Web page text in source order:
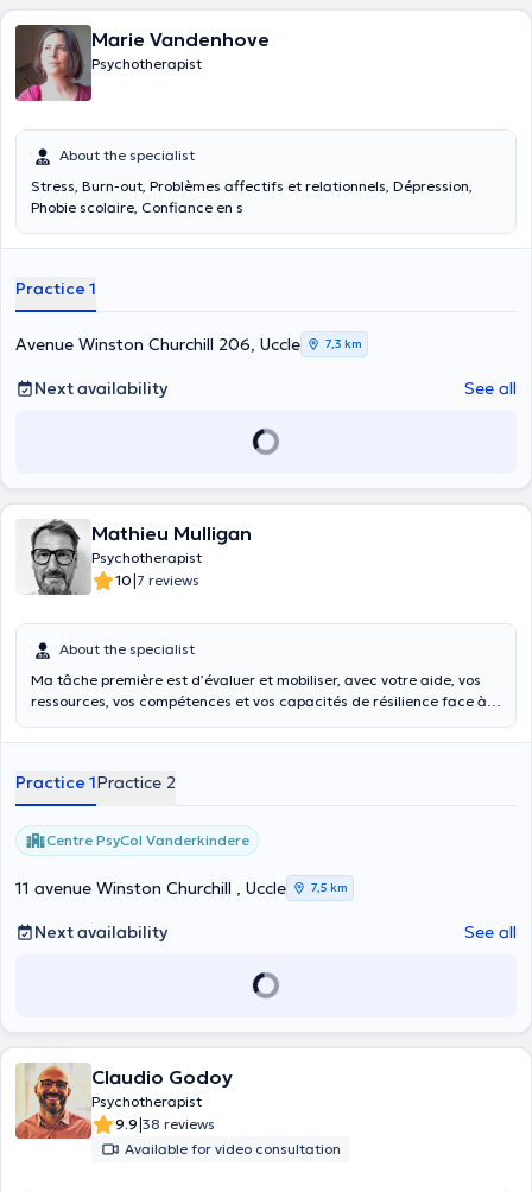
Marie Vandenhove
Psychotherapist
About the specialist
Stress, Burn-out, Problèmes affectifs et relationnels, Dépression,
Phobie scolaire, Confiance en s
Practice 1
Avenue Winston Churchill 206, Uccle 7,3 km
Next availability See all
Mathieu Mulligan
Psychotherapist
10|7 reviews
About the specialist
Ma tâche première est d’évaluer et mobiliser, avec votre aide, vos
ressources, vos compétences et vos capacités de résilience face à
expérience et de mes formations, je vous offre un espace,
important de stratégies thérapeutiques et d’outils pratiques
destinés à favoriser votre créativité.
Practice 1Practice 2
Centre PsyCol Vanderkindere
11 avenue Winston Churchill , Uccle 7,5 km
Next availability See all
Claudio Godoy
Psychotherapist
9.9|38 reviews
Available for video consultation